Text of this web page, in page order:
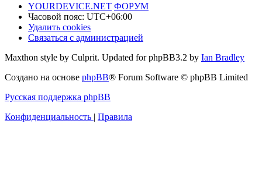
YOURDEVICE.NET ФОРУМ
Часовой пояс: UTC+06:00
Удалить cookies
Связаться с администрацией
Maxthon style by Culprit. Updated for phpBB3.2 by Ian Bradley
Создано на основе phpBB® Forum Software © phpBB Limited
Русская поддержка phpBB
Конфиденциальность | Правила